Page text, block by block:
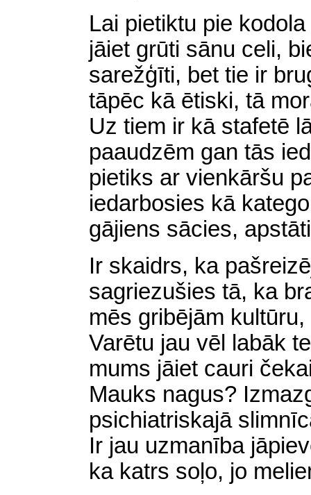
Lai pietiktu pie
jāiet grūti sānu celi,
sarežģīti, bet tie ir
tāpēc kā ētiski, tā
Uz tiem ir kā stafetē
paaudzēm gan tās
pietiks ar vienkāršu
iedarbosies kā
gājiens sācies,
Ir skaidrs, ka
sagriezušies tā, ka
mēs gribējām
Varētu jau vēl labāk
mums jāiet cauri
Mauks nagus?
psichiatriskajā
Ir jau uzmanība
ka katrs soļo, jo